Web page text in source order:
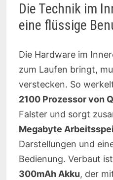
Die Technik im
eine flüssige
Die Hardware im
zum Laufen bringt,
verstecken. So
2100 Prozessor von
Falster und sorgt
Megabyte
Darstellungen und
Bedienung. Verbaut
300mAh Akku, der